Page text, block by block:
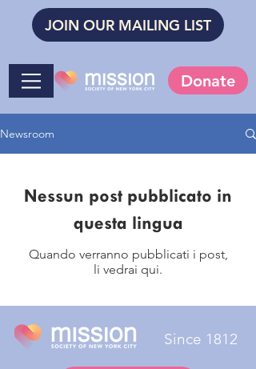
JOIN OUR MAILING LIST
Donate
Newsroom
Nessun post pubblicato in
questa lingua
Quando verranno pubblicati i post,
li vedrai qui.
Since 1812